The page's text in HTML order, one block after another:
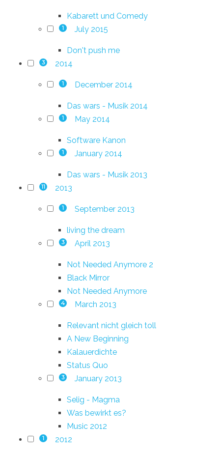
Kabarett und Comedy
1 July 2015
Don't push me
3 2014
1 December 2014
Das wars - Musik 2014
1 May 2014
Software Kanon
1 January 2014
Das wars - Musik 2013
11 2013
1 September 2013
living the dream
3 April 2013
Not Needed Anymore 2
Black Mirror
Not Needed Anymore
4 March 2013
Relevant nicht gleich toll
A New Beginning
Kalauerdichte
Status Quo
3 January 2013
Selig - Magma
Was bewirkt es?
Music 2012
1 2012